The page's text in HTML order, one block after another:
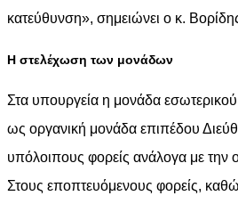
κατεύθυνση», σημειώνει ο κ.
Η στελέχωση των μονάδων
Στα υπουργεία η μονάδα εσωτερικού
ως οργανική μονάδα επιπέδου
υπόλοιπους φορείς ανάλογα με την
Στους εποπτευόμενους φορείς,